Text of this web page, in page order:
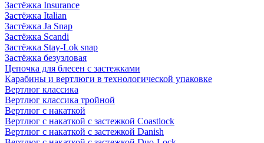
Застёжка Insurance
Застёжка Italian
Застёжка Ja Snap
Застёжка Scandi
Застёжка Stay-Lok snap
Застёжка безузловая
Цепочка для блесен с застежками
Карабины и вертлюги в технологической упаковке
Вертлюг классика
Вертлюг классика тройной
Вертлюг с накаткой
Вертлюг с накаткой с застежкой Coastlock
Вертлюг с накаткой с застежкой Danish